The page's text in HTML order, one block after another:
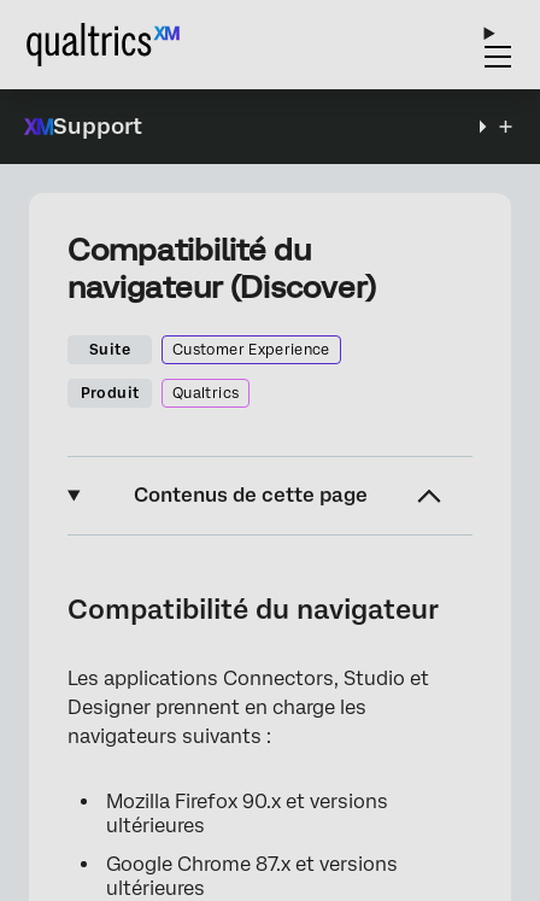
Support
Compatibilité du
navigateur (Discover)
Suite Customer Experience
Produit Qualtrics
Contenus de cette page
Systèmes d’exploitation pour appareils
mobiles
Mobile vs. Fonctions du bureau
Compatibilité du navigateur
Les applications Connectors, Studio et
Designer prennent en charge les
navigateurs suivants :
Mozilla Firefox 90.x et versions
ultérieures
Google Chrome 87.x et versions
ultérieures